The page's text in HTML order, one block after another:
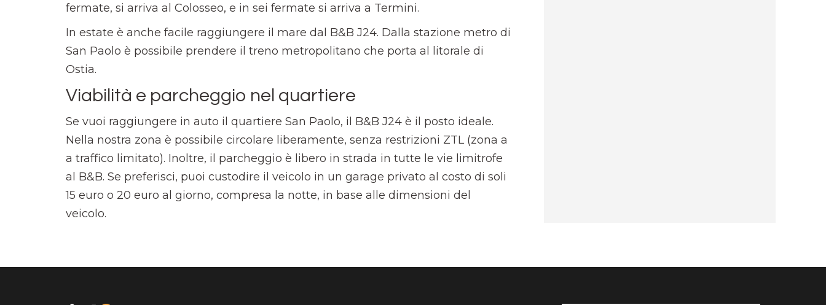
fermate, si arriva al Colosseo, e in sei fermate si arriva a Termini.
In estate è anche facile raggiungere il mare dal B&B J24. Dalla stazione metro di
San Paolo è possibile prendere il treno metropolitano che porta al litorale di
Ostia.
Viabilità e parcheggio nel quartiere
Se vuoi raggiungere in auto il quartiere San Paolo, il B&B J24 è il posto ideale.
Nella nostra zona è possibile circolare liberamente, senza restrizioni ZTL (zona a
a traffico limitato). Inoltre, il parcheggio è libero in strada in tutte le vie limitrofe
al B&B. Se preferisci, puoi custodire il veicolo in un garage privato al costo di soli
15 euro o 20 euro al giorno, compresa la notte, in base alle dimensioni del
veicolo.